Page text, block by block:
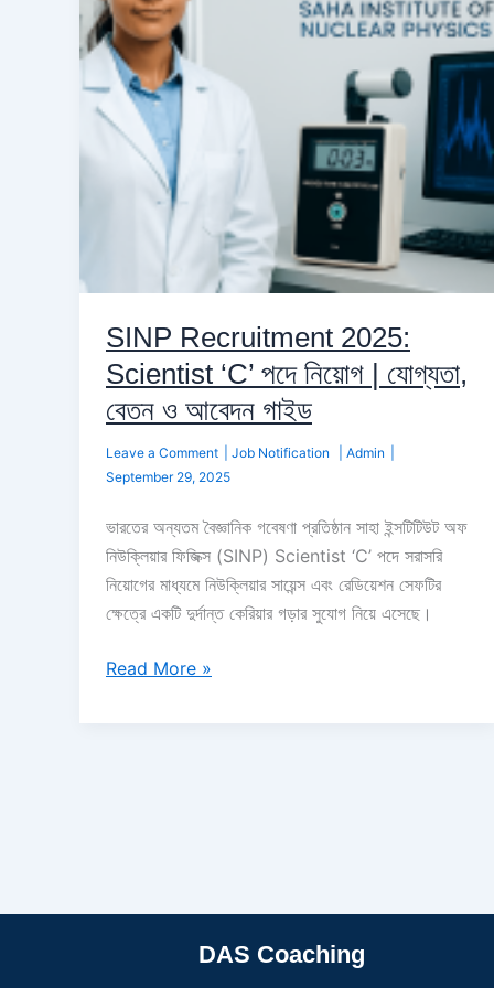
SINP Recruitment 2025:
Scientist ‘C’ পদে নিয়োগ | যোগ্যতা,
বেতন ও আবেদন গাইড
Leave a Comment Job Notification Admin
September 29, 2025
ভারতের অন্যতম বৈজ্ঞানিক গবেষণা প্রতিষ্ঠান সাহা ইন্সটিটিউট অফ
নিউক্লিয়ার ফিজিক্স (SINP) Scientist ‘C’ পদে সরাসরি
নিয়োগের মাধ্যমে নিউক্লিয়ার সায়েন্স এবং রেডিয়েশন সেফটির
ক্ষেত্রে একটি দুর্দান্ত কেরিয়ার গড়ার সুযোগ নিয়ে এসেছে।
পদে
নিয়োগ
|
যোগ্যতা,
বেতন
Read More »
DAS Coaching